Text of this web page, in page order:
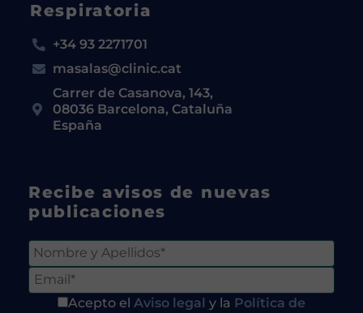
Respiratoria
+34 93 2271701
masalas@clinic.cat
Carrer de Casanova, 143,
08036 Barcelona, Cataluña
España
Recibe avisos de nuevas
publicaciones
Acepto el Aviso legal y la Política de